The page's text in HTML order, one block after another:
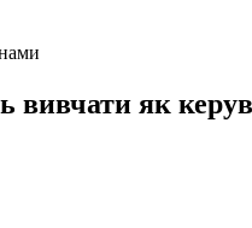
вивчати як